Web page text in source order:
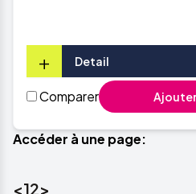
+ Detail
Comparer Ajouter
Accéder à une page:
<12>